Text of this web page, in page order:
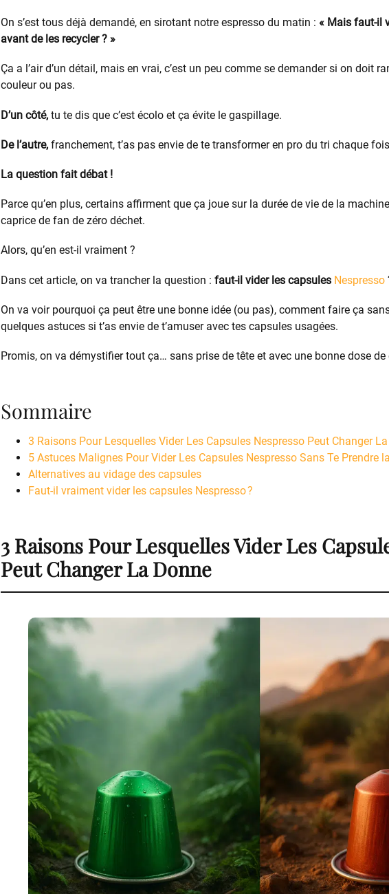
On s’est tous déjà demandé, en sirotant notre espresso du matin : « Mais faut-il
avant de les recycler ? »
Ça a l’air d’un détail, mais en vrai, c’est un peu comme se demander si on doit
couleur ou pas.
D’un côté, tu te dis que c’est écolo et ça évite le gaspillage.
De l’autre, franchement, t’as pas envie de te transformer en pro du tri chaque
La question fait débat !
Parce qu’en plus, certains affirment que ça joue sur la durée de vie de la
caprice de fan de zéro déchet.
Alors, qu’en est-il vraiment ?
Dans cet article, on va trancher la question : faut-il vider les capsules Nespresso
On va voir pourquoi ça peut être une bonne idée (ou pas), comment faire ça
quelques astuces si t’as envie de t’amuser avec tes capsules usagées.
Promis, on va démystifier tout ça… sans prise de tête et avec une bonne dose de
Sommaire
3 Raisons Pour Lesquelles Vider Les Capsules Nespresso Peut Changer
5 Astuces Malignes Pour Vider Les Capsules Nespresso Sans Te Prendre
Alternatives au vidage des capsules
Faut-il vraiment vider les capsules Nespresso ?
3 Raisons Pour Lesquelles Vider Les
Peut Changer La Donne